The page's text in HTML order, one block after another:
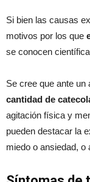
Si bien las causas
motivos por los que
se conocen
Se cree que ante un
cantidad de
agitación física y
pueden destacar la
miedo o ansiedad, o